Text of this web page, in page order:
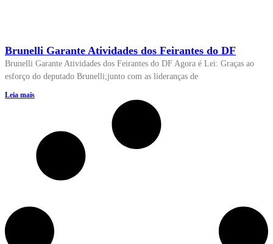
Brunelli Garante Atividades dos Feirantes do DF
Brunelli Garante Atividades dos Feirantes do DF Agora é Lei: Graças ao
esforço do deputado Brunelli;junto com as lideranças de
Leia mais